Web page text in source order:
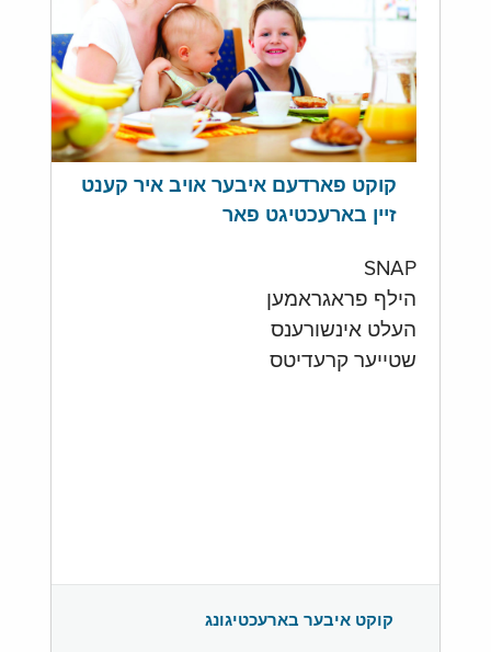
קוקט פארדעם איבער אויב איר קענט
זיין בארעכטיגט פאר
SNAP
הילף פראגראמען
העלט אינשורענס
שטייער קרעדיטס
קוקט איבער בארעכטיגונג